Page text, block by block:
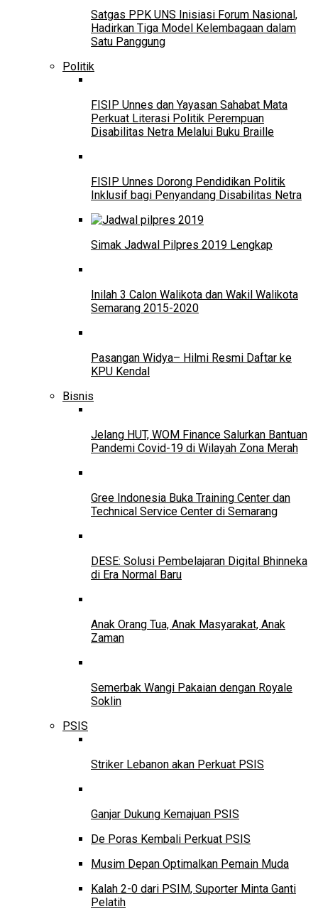
Satgas PPK UNS Inisiasi Forum Nasional,
Hadirkan Tiga Model Kelembagaan dalam
Satu Panggung
Politik
FISIP Unnes dan Yayasan Sahabat Mata
Perkuat Literasi Politik Perempuan
Disabilitas Netra Melalui Buku Braille
FISIP Unnes Dorong Pendidikan Politik
Inklusif bagi Penyandang Disabilitas Netra
Simak Jadwal Pilpres 2019 Lengkap
Inilah 3 Calon Walikota dan Wakil Walikota
Semarang 2015-2020
Pasangan Widya– Hilmi Resmi Daftar ke
KPU Kendal
Bisnis
Jelang HUT, WOM Finance Salurkan Bantuan
Pandemi Covid-19 di Wilayah Zona Merah
Gree Indonesia Buka Training Center dan
Technical Service Center di Semarang
DESE: Solusi Pembelajaran Digital Bhinneka
di Era Normal Baru
Anak Orang Tua, Anak Masyarakat, Anak
Zaman
Semerbak Wangi Pakaian dengan Royale
Soklin
PSIS
Striker Lebanon akan Perkuat PSIS
Ganjar Dukung Kemajuan PSIS
De Poras Kembali Perkuat PSIS
Musim Depan Optimalkan Pemain Muda
Kalah 2-0 dari PSIM, Suporter Minta Ganti
Pelatih